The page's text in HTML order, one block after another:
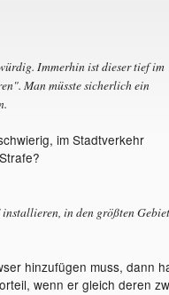
Immerhin ist dieser tief im
Man müsste sicherlich ein
im Stadtverkehr
in den größten Gebiet
hinzufügen muss, dann
wenn er gleich deren